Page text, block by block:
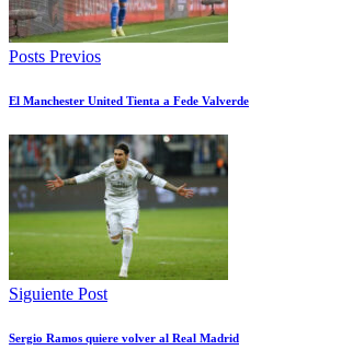
Posts Previos
El Manchester United Tienta a Fede Valverde
Siguiente Post
Sergio Ramos quiere volver al Real Madrid